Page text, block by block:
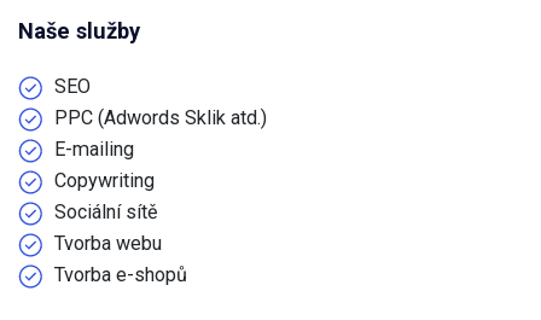
Naše služby
SEO
PPC (Adwords Sklik atd.)
E-mailing
Copywriting
Sociální sítě
Tvorba webu
Tvorba e-shopů